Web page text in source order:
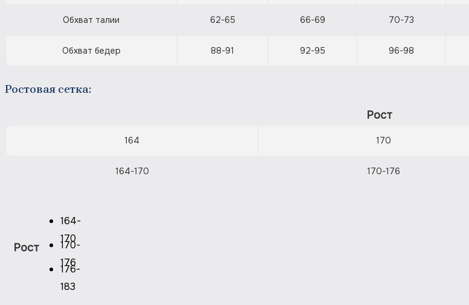
Обхват талии 62-65 66-69 70-73
Обхват бедер 88-91 92-95 96-98
Ростовая сетка:
Рост
164 170
164-170 170-176
Рост
164-
170
170-
176
176-
183